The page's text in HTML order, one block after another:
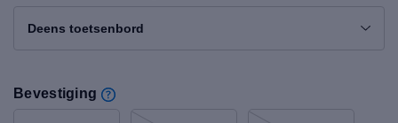
Deens toetsenbord
Bevestiging